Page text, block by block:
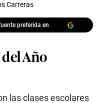
Carreras
preferida en
Año
las clases escolares